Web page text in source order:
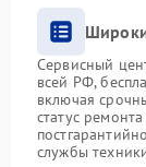
Сервисный
всей РФ,
включая
статус
службы